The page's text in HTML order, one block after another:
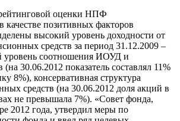
оценки НПФ
позитивных факторов
высокий уровень доходности от
средств за период 31.12.2009 –
уровень соотношения ИОУД и
30.06.2012 показатель составлял 11%
8%), консервативная структура
средств (на 30.06.2012 доля акций в
не превышала 7%). «Совет фонда,
2012 года, утвердил меры по